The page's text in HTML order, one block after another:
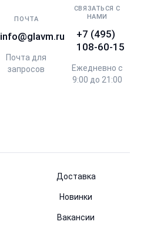
ПОЧТА
info@glavm.ru
Почта для
запросов
СВЯЗАТЬСЯ С
НАМИ
+7 (495)
108-60-15
Ежедневно с
9:00 до 21:00
Доставка
Новинки
Вакансии